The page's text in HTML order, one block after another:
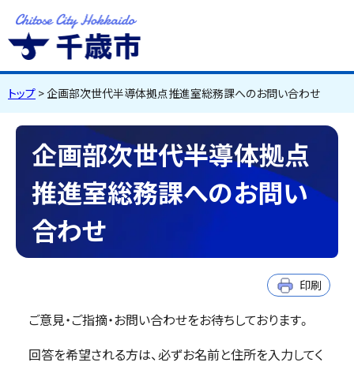
千歳市Chitose City
Hokkaido
トップ > 企画部次世代半導体拠点推進室総務課へのお問い合わせ
企画部次世代半導体拠点
推進室総務課へのお問い
合わせ
印刷
ご意見・ご指摘・お問い合わせをお待ちしております。
回答を希望される方は、必ずお名前と住所を入力してく